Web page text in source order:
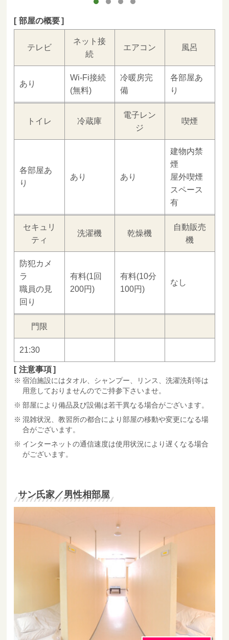
部屋の概要
テレビ
ネット接
続
エアコン 風呂
あり
Wi-Fi接続
(無料)
冷暖房完
備
各部屋あ
り
トイレ 冷蔵庫
電子レン
ジ
喫煙
各部屋あ
り
あり あり
建物内禁
煙
屋外喫煙
スペース
有
セキュリ
ティ
洗濯機 乾燥機
自動販売
機
防犯カメ
ラ
職員の見
回り
有料(1回
200円)
有料(10分
100円)
なし
門限
21:30
注意事項
宿泊施設にはタオル、シャンプー、リンス、洗濯洗剤等は
用意しておりませんのでご持参下さいませ。
部屋により備品及び設備は若干異なる場合がございます。
混雑状況、教習所の都合により部屋の移動や変更になる場
合がございます。
インターネットの通信速度は使用状況により遅くなる場合
がございます。
サン氏家／男性相部屋